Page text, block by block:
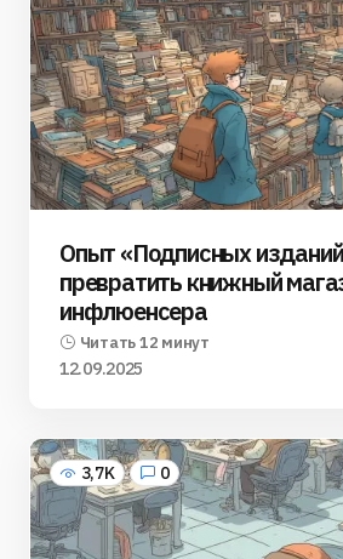
Опыт «Подписных
превратить книжный
инфлюенсера
Читать 12 минут
12.09.2025
3,7K 0